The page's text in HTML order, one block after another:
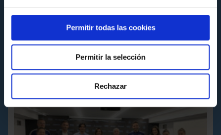
Permitir todas las cookies
Permitir la selección
Rechazar
Abertas as inscricións Escola de Fútbol
Celta para o curso 2025/26
Miércoles 13 de Agosto a las 09:30